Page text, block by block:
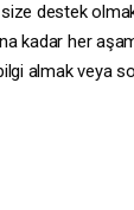
destek
kadar her
almak veya